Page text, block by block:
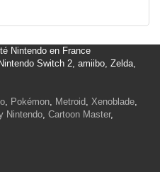
Nintendo en France
Switch 2, amiibo, Zelda,
, Pokémon, Metroid, Xenoblade,
Nintendo, Cartoon Master,